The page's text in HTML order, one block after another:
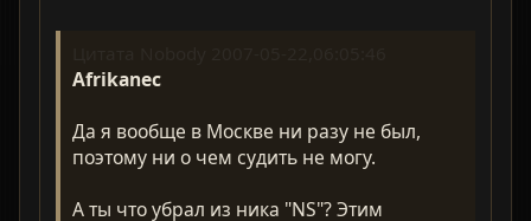
Afrikanec
Да я вообще в Москве ни разу не был,
поэтому ни о чем судить не могу.
А ты что убрал из ника "NS"? Этим